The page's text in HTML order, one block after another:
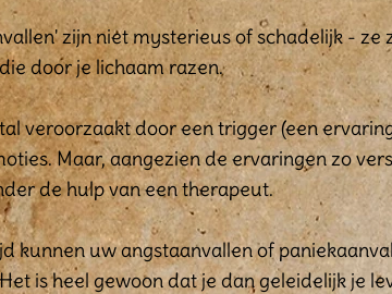
zijn niet mysterieus of schadelijk -
door je lichaam razen.
veroorzaakt door een trigger (een
Maar, aangezien de ervaringen zo
de hulp van een therapeut.
kunnen uw angstaanvallen of
is heel gewoon dat je dan geleidelijk je